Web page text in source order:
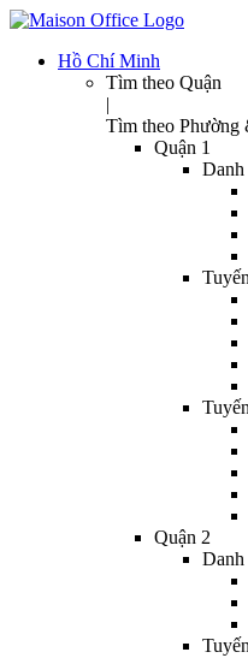
Hồ Chí Minh
Tìm theo Quận
|
Tìm theo
Quận 1
Danh
Quận 2
Danh